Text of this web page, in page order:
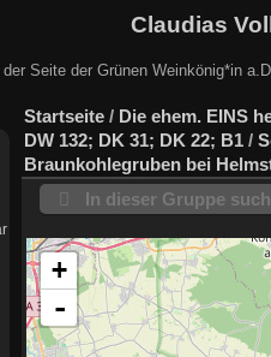
Claudias
Seite der Grünen Weinkönig*in
Startseite / Die ehem. EINS
DW 132; DK 31; DK 22; B1 /
Braunkohlegruben bei
In dieser Gruppe
+
-